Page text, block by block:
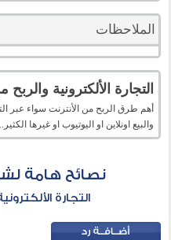
الملاحظات
التجارة الألكترونية والربح
أهم طرق الربح من الأنترنت سواء عبر
والبيع اونلاين او اليوتيوب او غيرها الكثير..
نصائح هامة
التجارة